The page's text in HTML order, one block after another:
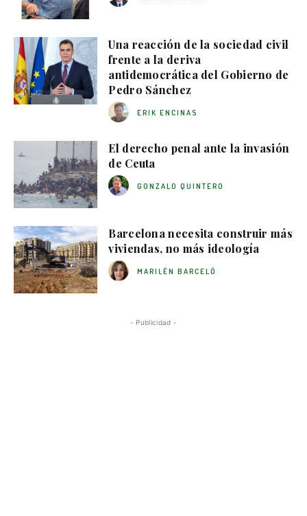
Una reacción de la sociedad civil
frente a la deriva
antidemocrática del Gobierno de
Pedro Sánchez
ERIK ENCINAS
El derecho penal ante la invasión
de Ceuta
GONZALO QUINTERO
Barcelona necesita construir más
viviendas, no más ideología
MARILÉN BARCELÓ
- Publicidad -